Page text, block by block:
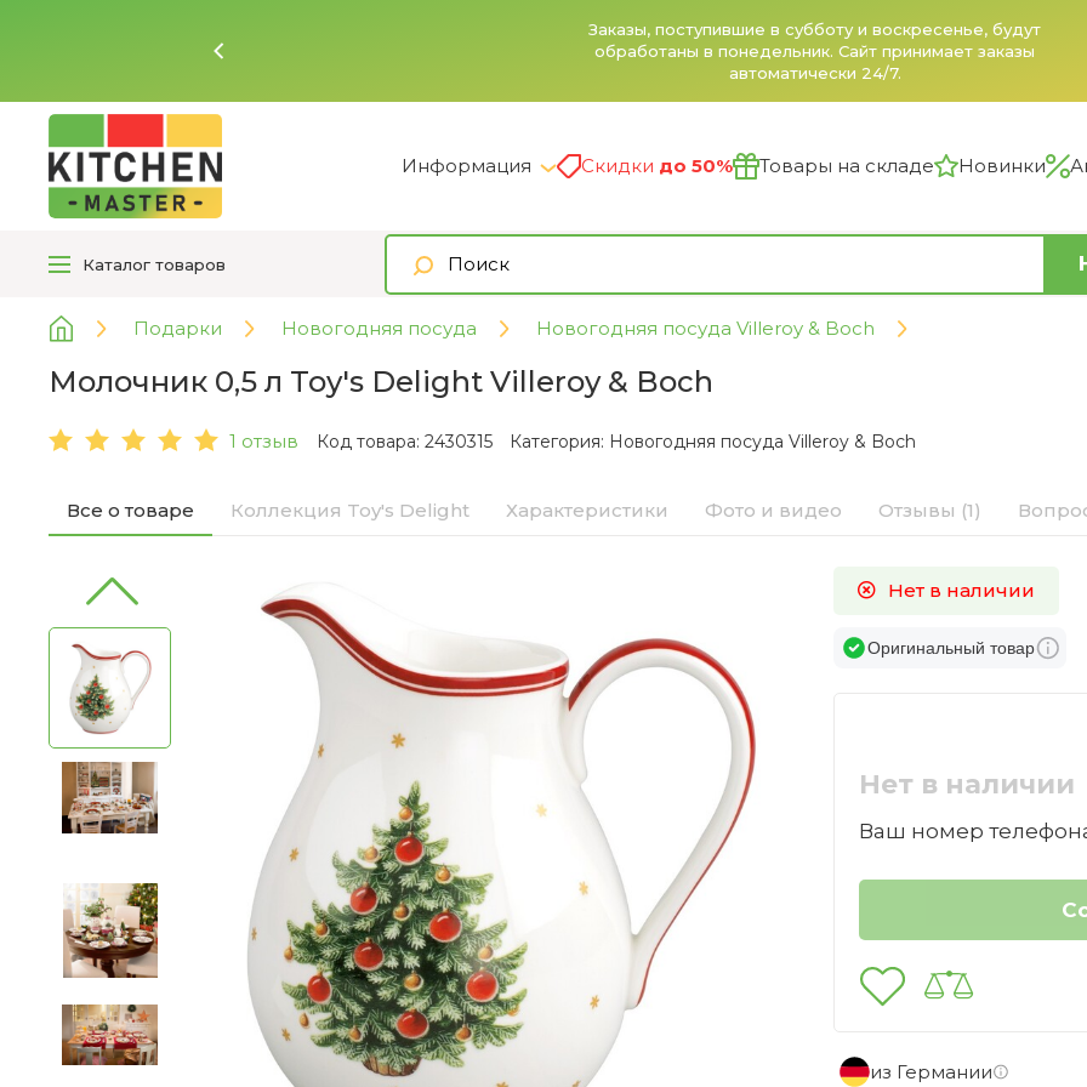
Заказы, поступившие в субботу и воскресенье, будут
обработаны в понедельник. Сайт принимает заказы
автоматически 24/7.
Информация Скидки до 50% Товары на складе Новинки
Каталог товаров
Подарки Новогодняя посуда Новогодняя посуда Villeroy & Boch
Молочник 0,5 л Toy's Delight Villeroy & Boch
1 отзыв Код товара: 2430315 Категория: Новогодняя посуда Villeroy & Boch
Все о товаре Коллекция Toy's Delight Характеристики Фото и видео Отзывы (1)
Нет в наличии
Оригинальный товар
Нет в наличии
Ваш номер
из Германии